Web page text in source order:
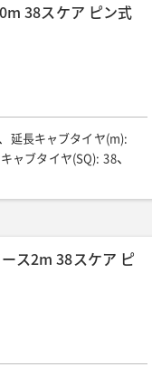
38スケア ピン式
延長キャブタイヤ(m):
キャブタイヤ(SQ): 38
ス2m 38スケア ピ